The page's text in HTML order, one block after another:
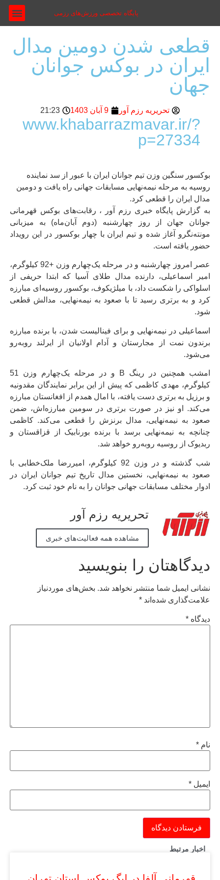
پایگاه تخصصی ورزش‌های رزمی
قطعی شدن دومین مدال
ایران در بوکس جوانان
جهان
تحریریه رزم آور 9 آبان 1403 21:23
www.khabarrazmavar.ir/?
p=27334
بوکسور سنگین وزن تیم جوانان ایران با عبور از سد نماینده
روسیه به مرحله نیمه‌نهایی مسابقات جهانی راه یافت و دومین
مدال ایران را قطعی کرد.
به گزارش پایگاه خبری رزم آور ، رقابت‌های بوکس قهرمانی
جوانان جهان از روز چهارشنبه (دوم آبان‌ماه) به میزبانی
مونته‌نگرو آغاز شده و تیم ایران با چهار بوکسور در این رویداد
حضور یافته است.
عصر امروز چهارشنبه و در مرحله یک‌چهارم وزن +92 کیلوگرم،
امیر اسماعیلی، دارنده مدال طلای آسیا که ابتدا حریفی از
اسلواکی را شکست داد، با میلژیکوف، بوکسور روسیه‌ای مبارزه
کرد و به برتری رسید تا با صعود به نیمه‌نهایی، مدالش قطعی
شود.
اسماعیلی در نیمه‌نهایی و برای فینالیست شدن، با برنده مبارزه
برندون‌ نمت از مجارستان و آدام اولانیان از ایرلند روبه‌رو
می‌شود.
امشب همچنین در رینگ‌ B و در مرحله یک‌چهارم وزن 51
کیلوگرم، مهدی کاظمی که پیش از این برابر نمایندگان مقدونیه
و برزیل به برتری دست یافته، با امال همدم از افغانستان مبارزه
می‌کند. او نیز در صورت‌ برتری در سومین مبارزه‌اش، ضمن
صعود‌ به نیمه‌نهایی، مدال برنزش را قطعی می‌کند. کاظمی
چنانچه به نیمه‌نهایی برسد با برنده بورنابیک‌ از قزاقستان و
ربدیوک از روسیه روبه‌رو خواهد شد.
شب گذشته و در وزن 92 کیلوگرم، امیررضا ملک‌خطابی با
صعود به نیمه‌نهایی، نخستین مدال تاریخ تیم جوانان ایران در
ادوار مختلف مسابقات جهانی جوانان را به نام خود ثبت کرد.
تحریریه رزم آور
مشاهده همه فعالیت‌های خبری
دیدگاهتان را بنویسید
نشانی ایمیل شما منتشر نخواهد شد. بخش‌های موردنیاز
علامت‌گذاری شده‌اند *
دیدگاه *
نام *
ایمیل *
اخبار مرتبط